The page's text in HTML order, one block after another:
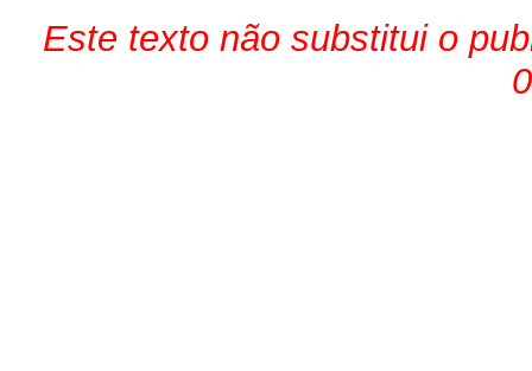
Este texto não substitui o